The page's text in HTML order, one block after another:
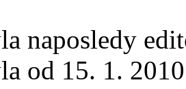
naposledy
od 15. 1.